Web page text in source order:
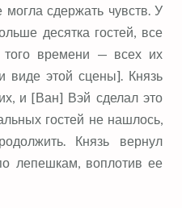
сдержать чувств. У
десятка гостей, все
времени — всех их
виде этой сцены]. Князь
и [Ван] Вэй сделал это
гостей не нашлось,
Князь вернул
лепешкам, воплотив ее